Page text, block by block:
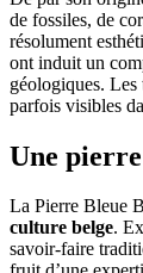
de fossiles, de
résolument
ont induit un
géologiques. Les
parfois visibles
Une
La Pierre Bleue
culture belge.
savoir-faire